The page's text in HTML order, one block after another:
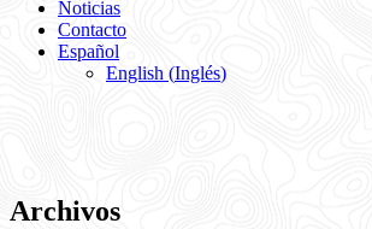
Noticias
Contacto
Español
English (Inglés)
Archivos